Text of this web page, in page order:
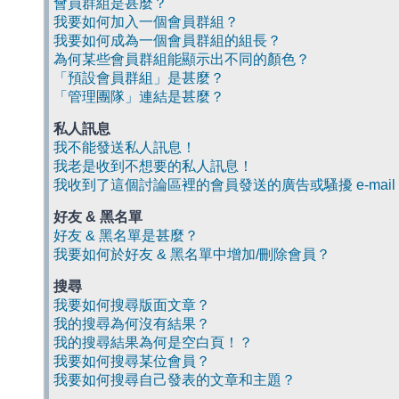
會員群組是甚麼？
我要如何加入一個會員群組？
我要如何成為一個會員群組的組長？
為何某些會員群組能顯示出不同的顏色？
「預設會員群組」是甚麼？
「管理團隊」連結是甚麼？
私人訊息
我不能發送私人訊息！
我老是收到不想要的私人訊息！
我收到了這個討論區裡的會員發送的廣告或騷擾 e-mail
好友 & 黑名單
好友 & 黑名單是甚麼？
我要如何於好友 & 黑名單中增加/刪除會員？
搜尋
我要如何搜尋版面文章？
我的搜尋為何沒有結果？
我的搜尋結果為何是空白頁！？
我要如何搜尋某位會員？
我要如何搜尋自己發表的文章和主題？